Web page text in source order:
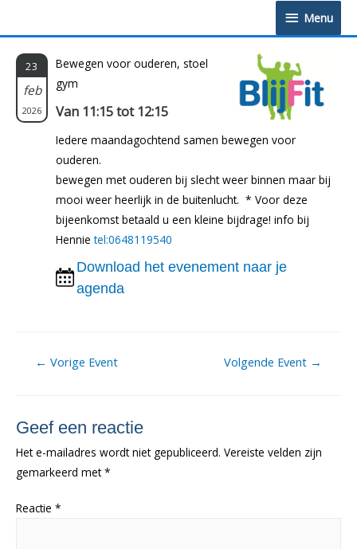
Menu
Menu
23
feb
2026
Bewegen voor ouderen, stoel
gym
Van 11:15 tot 12:15
Iedere maandagochtend samen bewegen voor
ouderen.
bewegen met ouderen bij slecht weer binnen maar bij
mooi weer heerlijk in de buitenlucht. * Voor deze
bijeenkomst betaald u een kleine bijdrage! info bij
Hennietel:0648119540
Download het evenement naar je
agenda
Berichtnavigatie
← Vorige Event Volgende Event →
Geef een reactie
Het e-mailadres wordt niet gepubliceerd. Vereiste velden zijn
gemarkeerd met*
Reactie *